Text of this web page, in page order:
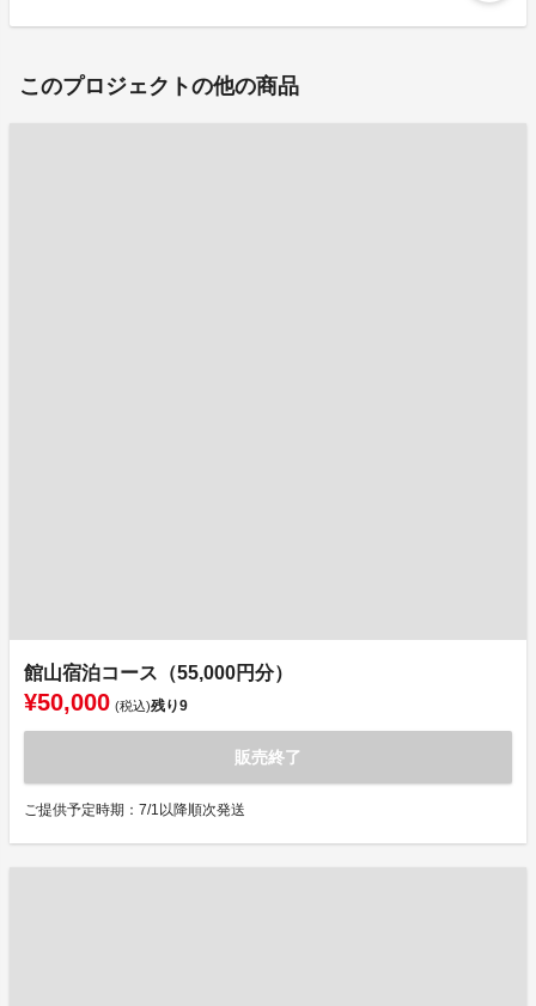
このプロジェクトの他の商品
館山宿泊コース（55,000円分）
¥50,000 (税込)残り9
販売終了
ご提供予定時期：7/1以降順次発送